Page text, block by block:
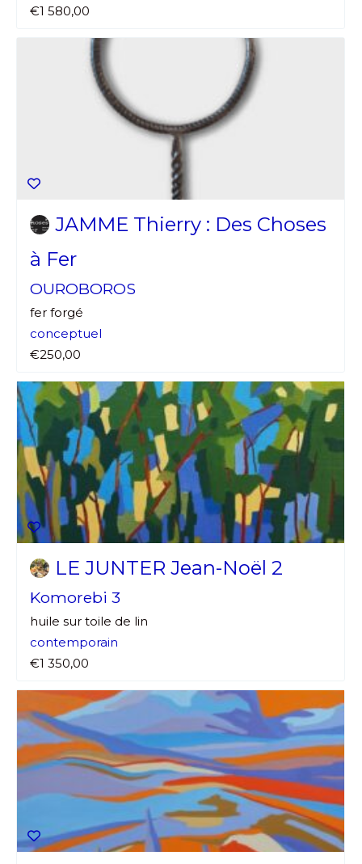
€1 580,00
JAMME Thierry : Des Choses
à Fer
OUROBOROS
fer forgé
conceptuel
€250,00
LE JUNTER Jean-Noël 2
Komorebi 3
huile sur toile de lin
contemporain
€1 350,00